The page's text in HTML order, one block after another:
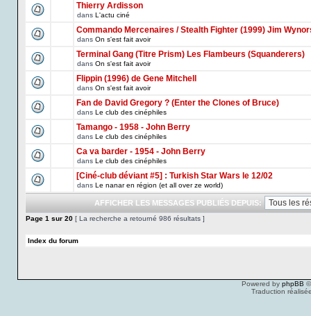
Thierry Ardisson
dans L'actu ciné
Commando Mercenaires / Stealth Fighter (1999) Jim
dans On s'est fait avoir
Terminal Gang (Titre Prism) Les Flambeurs (Squanderers)
dans On s'est fait avoir
Flippin (1996) de Gene Mitchell
dans On s'est fait avoir
Fan de David Gregory ? (Enter the Clones of Bruce)
dans Le club des cinéphiles
Tamango - 1958 - John Berry
dans Le club des cinéphiles
Ca va barder - 1954 - John Berry
dans Le club des cinéphiles
[Ciné-club déviant #5] : Turkish Star Wars le 12/02
dans Le nanar en région (et all over ze world)
AFFICHER LES MESSAGES PUBLIÉS DEPUIS:
Page 1 sur 20 [ La recherche a retourné 986 résultats ]
Index du forum
Powered by phpBB
Traduction